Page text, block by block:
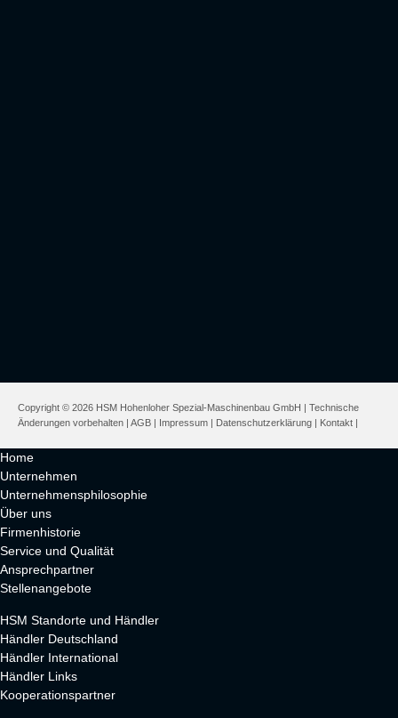
Copyright © 2026 HSM Hohenloher Spezial-Maschinenbau GmbH | Technische
Änderungen vorbehalten | AGB | Impressum | Datenschutzerklärung | Kontakt |
Home
Unternehmen
Unternehmensphilosophie
Über uns
Firmenhistorie
Service und Qualität
Ansprechpartner
Stellenangebote
HSM Standorte und Händler
Händler Deutschland
Händler International
Händler Links
Kooperationspartner